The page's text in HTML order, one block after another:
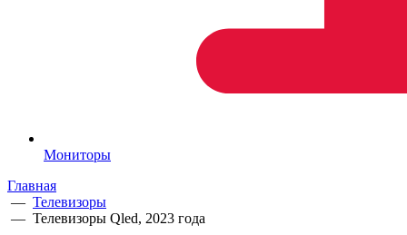
Мониторы
Главная
— Телевизоры
— Телевизоры Qled, 2023 года